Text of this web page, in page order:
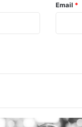
Email *